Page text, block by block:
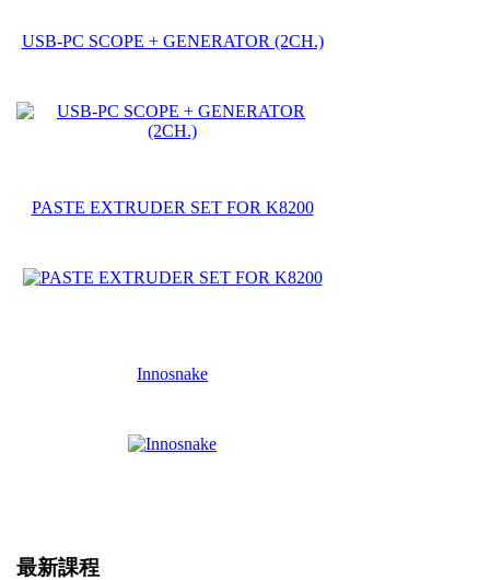
USB-PC SCOPE + GENERATOR (2CH.)
PASTE EXTRUDER SET FOR K8200
Innosnake
最新課程